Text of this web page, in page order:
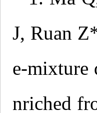
J, Ruan
e-mixture
nriched